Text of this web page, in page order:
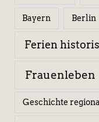
Bayern Berlin
Ferien
Frauenleben
Geschichte